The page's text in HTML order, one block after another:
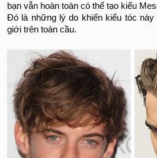
bạn vẫn hoàn toàn có thể tạo kiểu
Đó là những lý do khiến kiểu tóc
giới trên toàn cầu.